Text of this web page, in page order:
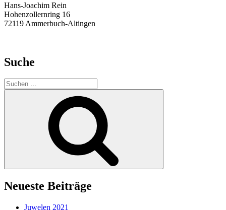
Hans-Joachim Rein
Hohenzollernring 16
72119 Ammerbuch-Altingen
Suche
Suche
nach:
Neueste Beiträge
Juwelen 2021